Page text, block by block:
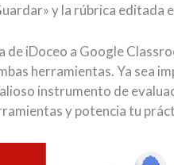
y la rúbrica
de iDoceo a Google
herramientas. Ya sea
instrumento de
y potencia tu